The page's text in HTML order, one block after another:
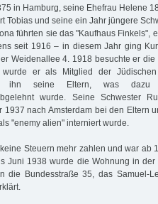
in Hamburg, seine Ehefrau Helene
Tobias und seine ein Jahr jüngere
führten sie das "Kaufhaus Finkels",
seit 1916 – in diesem Jahr ging
Weidenallee 4. 1918 besuchte er
er als Mitglied der Jüdischen
ihn seine Eltern, was
wurde. Seine Schwester
1937 nach Amsterdam bei den Eltern
"enemy alien" interniert wurde.
Steuern mehr zahlen und war ab
Juni 1938 wurde die Wohnung in
die Bundesstraße 35, das Samuel-